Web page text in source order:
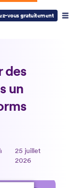
vous gratuitement
des
un
25 juillet
2026